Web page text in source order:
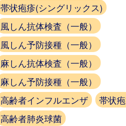
帯状疱疹(シングリックス)
風しん抗体検査（一般）
風しん予防接種（一般）
麻しん抗体検査（一般）
麻しん予防接種（一般）
高齢者インフルエンザ
帯状
高齢者肺炎球菌